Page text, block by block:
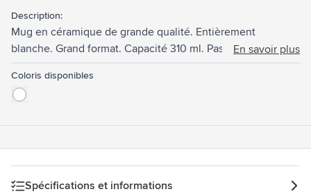
Description:
Mug en céramique de grande qualité. Entièrement
blanche. Grand format. Capacité 310 ml. Passe au lave-
vaisselle. Impression résistante au lave-vaisselle et certifiée
selon EN12875-2.
En savoir plus
Coloris disponibles
Spécifications et informations